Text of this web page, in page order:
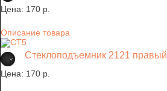
Цена: 170 p.
Описание товара
Стеклоподъемник 2121 правый
Цена: 170 p.